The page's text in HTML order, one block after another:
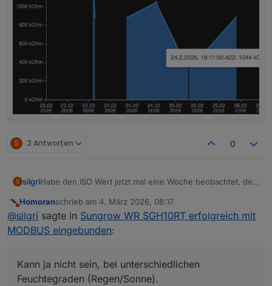
S 2 Antworten 0
S silgriHabe den ISO Wert jetzt mal eine Woche beobachtet, der
kOhm genau auf dem selben Wert, sowohl im Register
5070, als auch im Dashboard des WiNet-S unter
Geräteüberwachung.
Kann ja nicht sein, bei unterschiedlichen Feuchtegraden
Ändert sich bei Euch der Wert?
Nicht stören
Homoranschrieb am 4. März 2026, 08:17
zuletzt editiert von
@silgri sagte in Sungrow WR SGH10RT erfolgreich mit
MODBUS eingebunden:
Kann ja nicht sein, bei unterschiedlichen
Feuchtegraden (Regen/Sonne).